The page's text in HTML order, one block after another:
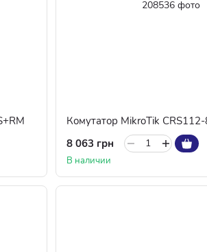
Комутатор MikroTik
8 063 грн
В наличии